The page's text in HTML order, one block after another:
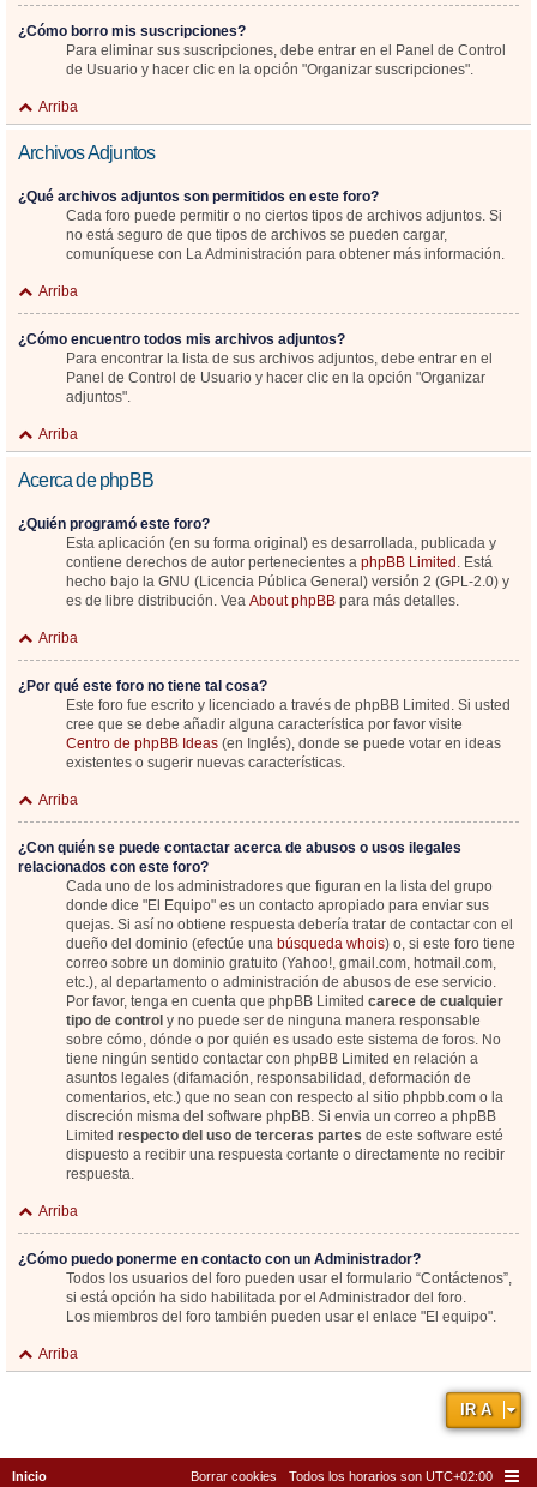
¿Cómo borro mis suscripciones?
Para eliminar sus suscripciones, debe entrar en el Panel de Control
de Usuario y hacer clic en la opción "Organizar suscripciones".
Arriba
Archivos Adjuntos
¿Qué archivos adjuntos son permitidos en este foro?
Cada foro puede permitir o no ciertos tipos de archivos adjuntos. Si
no está seguro de que tipos de archivos se pueden cargar,
comuníquese con La Administración para obtener más información.
Arriba
¿Cómo encuentro todos mis archivos adjuntos?
Para encontrar la lista de sus archivos adjuntos, debe entrar en el
Panel de Control de Usuario y hacer clic en la opción "Organizar
adjuntos".
Arriba
Acerca de phpBB
¿Quién programó este foro?
Esta aplicación (en su forma original) es desarrollada, publicada y
contiene derechos de autor pertenecientes a phpBB Limited . Está
hecho bajo la GNU (Licencia Pública General) versión 2 (GPL-2.0) y
es de libre distribución. Vea About phpBB para más detalles.
Arriba
¿Por qué este foro no tiene tal cosa?
Este foro fue escrito y licenciado a través de phpBB Limited. Si usted
cree que se debe añadir alguna característica por favor visite
Centro de phpBB Ideas (en Inglés), donde se puede votar en ideas
existentes o sugerir nuevas características.
Arriba
¿Con quién se puede contactar acerca de abusos o usos ilegales
relacionados con este foro?
Cada uno de los administradores que figuran en la lista del grupo
donde dice "El Equipo" es un contacto apropiado para enviar sus
quejas. Si así no obtiene respuesta debería tratar de contactar con el
dueño del dominio (efectúe una búsqueda whois) o, si este foro tiene
correo sobre un dominio gratuito (Yahoo!, gmail.com, hotmail.com,
etc.), al departamento o administración de abusos de ese servicio.
Por favor, tenga en cuenta que phpBB Limited carece de cualquier
tipo de control y no puede ser de ninguna manera responsable
sobre cómo, dónde o por quién es usado este sistema de foros. No
tiene ningún sentido contactar con phpBB Limited en relación a
asuntos legales (difamación, responsabilidad, deformación de
comentarios, etc.) que no sean con respecto al sitio phpbb.com o la
discreción misma del software phpBB. Si envia un correo a phpBB
Limited respecto del uso de terceras partes de este software esté
dispuesto a recibir una respuesta cortante o directamente no recibir
respuesta.
Arriba
¿Cómo puedo ponerme en contacto con un Administrador?
Todos los usuarios del foro pueden usar el formulario “Contáctenos”,
si está opción ha sido habilitada por el Administrador del foro.
Los miembros del foro también pueden usar el enlace "El equipo".
Arriba
IR A
Inicio Todos los horarios son UTC+02:00
Borrar cookies